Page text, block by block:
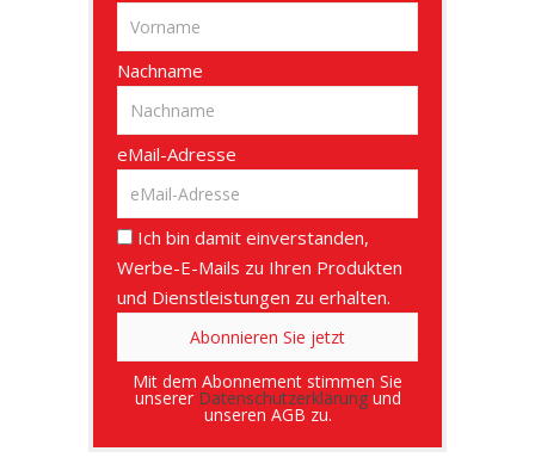
Nachname
eMail-Adresse
Ich bin damit einverstanden,
Werbe-E-Mails zu Ihren Produkten
und Dienstleistungen zu erhalten.
Mit dem Abonnement stimmen Sie
unserer Datenschutzerklärungund
unseren AGB zu.